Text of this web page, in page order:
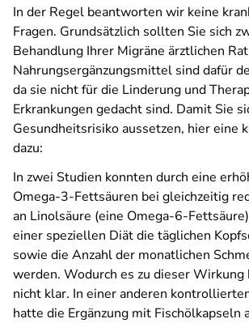
In der Regel beantworten wir keine
Fragen. Grundsätzlich sollten Sie sich
Behandlung Ihrer Migräne ärztlichen
Nahrungsergänzungsmittel sind dafür
da sie nicht für die Linderung und
Erkrankungen gedacht sind. Damit Sie
Gesundheitsrisiko aussetzen, hier eine
dazu:
In zwei Studien konnten durch eine
Omega-3-Fettsäuren bei gleichzeitig
an Linolsäure (eine Omega-6-
einer speziellen Diät die täglichen
sowie die Anzahl der monatlichen
werden. Wodurch es zu dieser
nicht klar. In einer anderen
hatte die Ergänzung mit Fischölkapseln